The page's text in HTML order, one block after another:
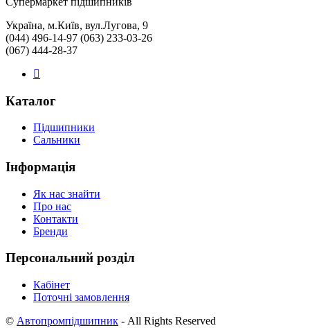
Україна, м.Київ, вул.Лугова, 9
(044) 496-14-97 (063) 233-03-26
(067) 444-28-37
Каталог
Підшипники
Сальники
Інформація
Як нас знайти
Про нас
Контакти
Бренди
Персональний розділ
Кабінет
Поточні замовлення
© Автопромпідшипник - All Rights Reserved